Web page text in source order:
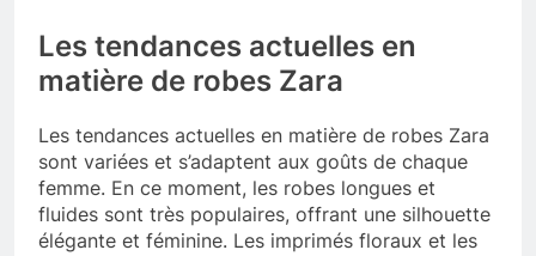
Les tendances actuelles en
matière de robes Zara
Les tendances actuelles en matière de robes Zara
sont variées et s’adaptent aux goûts de chaque
femme. En ce moment, les robes longues et
fluides sont très populaires, offrant une silhouette
élégante et féminine. Les imprimés floraux et les